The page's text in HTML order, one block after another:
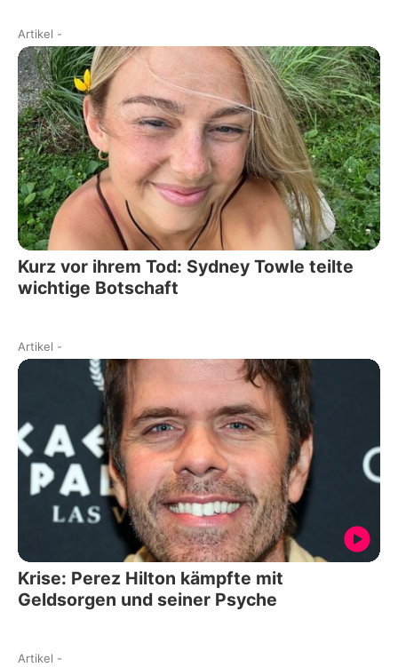
Artikel -
Kurz vor ihrem Tod: Sydney Towle teilte
wichtige Botschaft
Artikel -
Krise: Perez Hilton kämpfte mit
Geldsorgen und seiner Psyche
Artikel -